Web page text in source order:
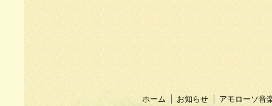
ホーム お知らせ
アモローソ音